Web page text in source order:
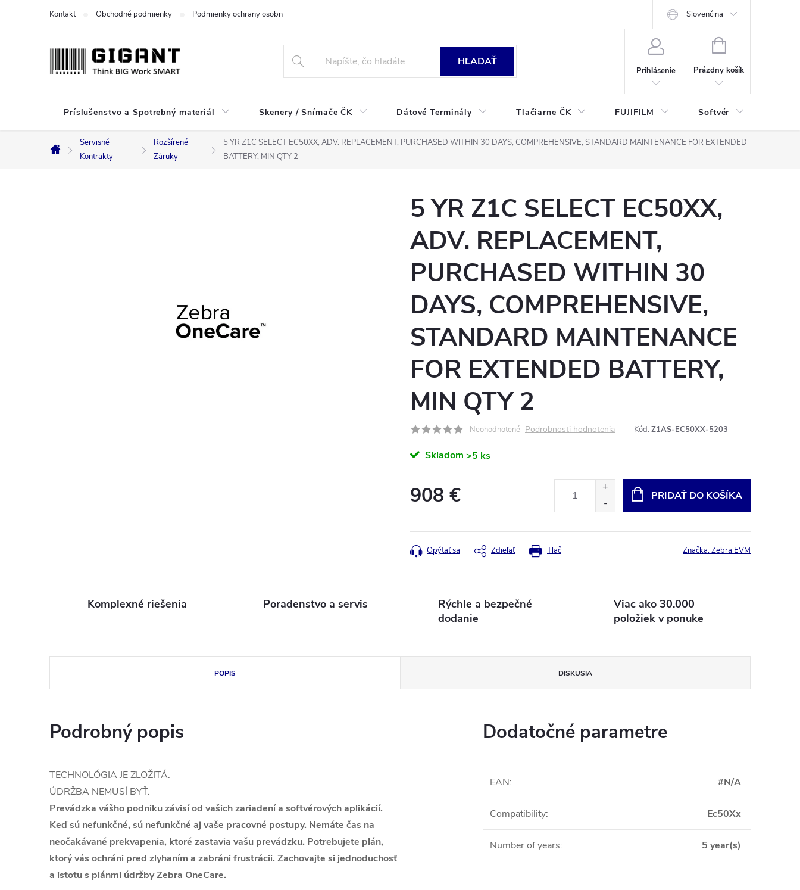
Kontakt Obchodné podmienky Podmienky ochrany osobných údajov Slovenčina
HĽADAŤ
Prihlásenie
NÁKUPNÝ
Prázdny košík
Príslušenstvo a Spotrebný materiál Skenery / Snímače ČK Dátové Terminály Tlačiarne ČK FUJIFILM Softvér
Domov
Servisné
Kontrakty
Rozšírené
Záruky
5 YR Z1C SELECT EC50XX, ADV. REPLACEMENT, PURCHASED WITHIN 30 DAYS, COMPREHENSIVE, STANDARD MAINTENANCE FOR EXTENDED
BATTERY, MIN QTY 2
5 YR Z1C SELECT EC50XX,
ADV. REPLACEMENT,
PURCHASED WITHIN 30
DAYS, COMPREHENSIVE,
STANDARD MAINTENANCE
FOR EXTENDED BATTERY,
MIN QTY 2
Neohodnotené Podrobnosti hodnotenia Kód: Z1AS-EC50XX-5203
Skladom >5 ks
908 € PRIDAŤ DO KOŠÍKA
Tlač
Opýtať sa Zdieľať Značka:Zebra EVM
Komplexné riešenia Poradenstvo a servis
Rýchle a bezpečné
dodanie
Viac ako 30.000
položiek v ponuke
POPIS DISKUSIA
Podrobný popis
TECHNOLÓGIA JE ZLOŽITÁ.
ÚDRŽBA NEMUSÍ BYŤ.
Prevádzka vášho podniku závisí od vašich zariadení a softvérových aplikácií.
Keď sú nefunkčné, sú nefunkčné aj vaše pracovné postupy. Nemáte čas na
neočakávané prekvapenia, ktoré zastavia vašu prevádzku. Potrebujete plán,
ktorý vás ochráni pred zlyhaním a zabráni frustrácii. Zachovajte si jednoduchosť
a istotu s plánmi údržby Zebra OneCare.
Dodatočné parametre
EAN: #N/A
Compatibility: Ec50Xx
Number of years: 5 year(s)